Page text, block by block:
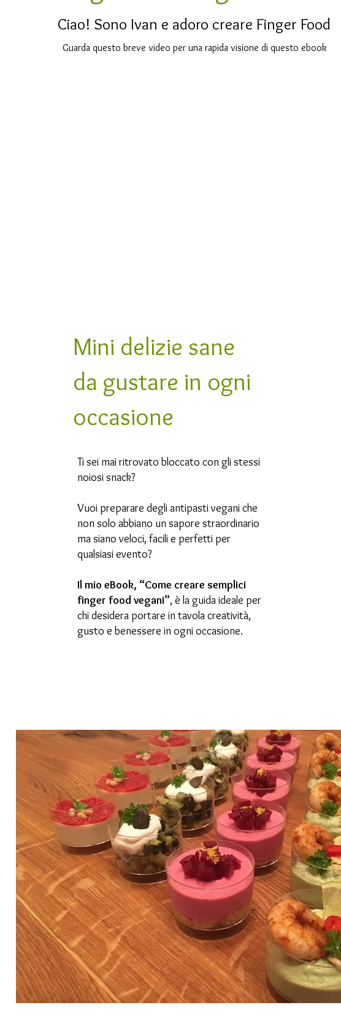
Ciao! Sono Ivan e adoro creare Finger Food
Guarda questo breve video per una rapida visione di questo ebook
Mini delizie sane
da gustare in ogni
occasione
Ti sei mai ritrovato bloccato con gli stessi
noiosi snack?
Vuoi preparare degli antipasti vegani che
non solo abbiano un sapore straordinario
ma siano veloci, facili e perfetti per
qualsiasi evento?​
Il mio eBook, “Come creare semplici
finger food vegani”, è la guida ideale per
chi desidera portare in tavola creatività,
gusto e benessere in ogni occasione.